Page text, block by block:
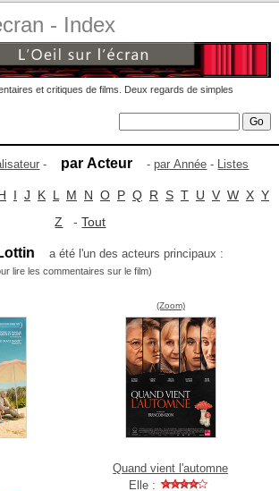
- Index
et critiques de films. Deux regards de simples
- par Acteur -par Année - Listes
I J K L M N O P Q R S T U V W X Y
Z -Tout
a été l'un des acteurs principaux :
lire les commentaires sur le film)
(Zoom)
Quand vient l'automne
Elle :